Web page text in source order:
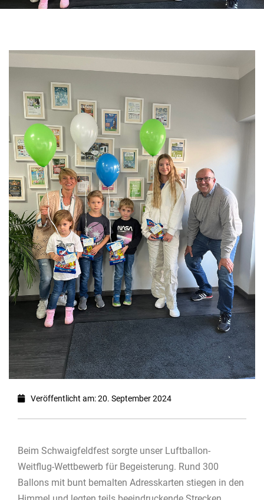
Veröffentlicht am: 20. September 2024
Beim Schwaigfeldfest sorgte unser Luftballon-
Weitflug-Wettbewerb für Begeisterung. Rund 300
Ballons mit bunt bemalten Adresskarten stiegen in den